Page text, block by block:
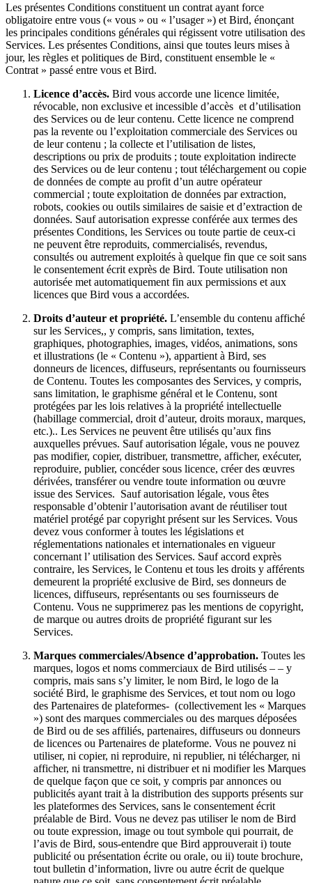
Les présentes Conditions constituent un contrat ayant force
obligatoire entre vous (« vous » ou « l’usager ») et Bird, énonçant
les principales conditions générales qui régissent votre utilisation des
Services. Les présentes Conditions, ainsi que toutes leurs mises à
jour, les règles et politiques de Bird, constituent ensemble le «
Contrat » passé entre vous et Bird.
Licence d’accès. Bird vous accorde une licence limitée,
révocable, non exclusive et incessible d’accès et d’utilisation
des Services ou de leur contenu. Cette licence ne comprend
pas la revente ou l’exploitation commerciale des Services ou
de leur contenu ; la collecte et l’utilisation de listes,
descriptions ou prix de produits ; toute exploitation indirecte
des Services ou de leur contenu ; tout téléchargement ou copie
de données de compte au profit d’un autre opérateur
commercial ; toute exploitation de données par extraction,
robots, cookies ou outils similaires de saisie et d’extraction de
données. Sauf autorisation expresse conférée aux termes des
présentes Conditions, les Services ou toute partie de ceux-ci
ne peuvent être reproduits, commercialisés, revendus,
consultés ou autrement exploités à quelque fin que ce soit sans
le consentement écrit exprès de Bird. Toute utilisation non
autorisée met automatiquement fin aux permissions et aux
licences que Bird vous a accordées.
Droits d’auteur et propriété. L’ensemble du contenu affiché
sur les Services,, y compris, sans limitation, textes,
graphiques, photographies, images, vidéos, animations, sons
et illustrations (le « Contenu »), appartient à Bird, ses
donneurs de licences, diffuseurs, représentants ou fournisseurs
de Contenu. Toutes les composantes des Services, y compris,
sans limitation, le graphisme général et le Contenu, sont
protégées par les lois relatives à la propriété intellectuelle
(habillage commercial, droit d’auteur, droits moraux, marques,
etc.).. Les Services ne peuvent être utilisés qu’aux fins
auxquelles prévues. Sauf autorisation légale, vous ne pouvez
pas modifier, copier, distribuer, transmettre, afficher, exécuter,
reproduire, publier, concéder sous licence, créer des œuvres
dérivées, transférer ou vendre toute information ou œuvre
issue des Services. Sauf autorisation légale, vous êtes
responsable d’obtenir l’autorisation avant de réutiliser tout
matériel protégé par copyright présent sur les Services. Vous
devez vous conformer à toutes les législations et
réglementations nationales et internationales en vigueur
concernant l’ utilisation des Services. Sauf accord exprès
contraire, les Services, le Contenu et tous les droits y afférents
demeurent la propriété exclusive de Bird, ses donneurs de
licences, diffuseurs, représentants ou ses fournisseurs de
Contenu. Vous ne supprimerez pas les mentions de copyright,
de marque ou autres droits de propriété figurant sur les
Services.
Marques commerciales/Absence d’approbation. Toutes les
marques, logos et noms commerciaux de Bird utilisés – – y
compris, mais sans s’y limiter, le nom Bird, le logo de la
société Bird, le graphisme des Services, et tout nom ou logo
des Partenaires de plateformes- (collectivement les « Marques
») sont des marques commerciales ou des marques déposées
de Bird ou de ses affiliés, partenaires, diffuseurs ou donneurs
de licences ou Partenaires de plateforme. Vous ne pouvez ni
utiliser, ni copier, ni reproduire, ni republier, ni télécharger, ni
afficher, ni transmettre, ni distribuer et ni modifier les Marques
de quelque façon que ce soit, y compris par annonces ou
publicités ayant trait à la distribution des supports présents sur
les plateformes des Services, sans le consentement écrit
préalable de Bird. Vous ne devez pas utiliser le nom de Bird
ou toute expression, image ou tout symbole qui pourrait, de
l’avis de Bird, sous-entendre que Bird approuverait i) toute
publicité ou présentation écrite ou orale, ou ii) toute brochure,
tout bulletin d’information, livre ou autre écrit de quelque